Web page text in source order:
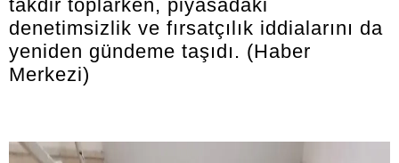
takdir toplarken, piyasadaki
denetimsizlik ve fırsatçılık iddialarını da
yeniden gündeme taşıdı. (Haber
Merkezi)